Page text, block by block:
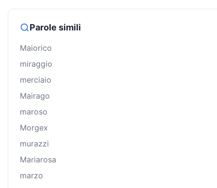
Parole simili
Maiorico
miraggio
merciaio
Mairago
maroso
Morgex
murazzi
Mariarosa
marzo